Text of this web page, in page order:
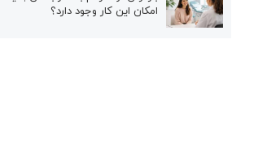
امکان این کار وجود دارد؟